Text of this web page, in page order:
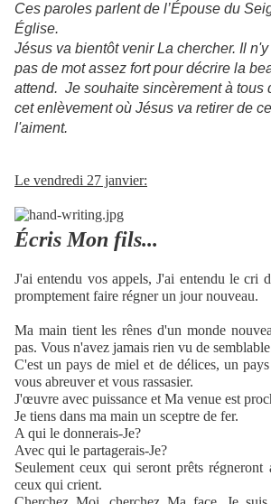
Ces paroles parlent de l’Épouse du
Église.
Jésus va bientôt venir La chercher. Il
pas de mot assez fort pour décrire la
attend. Je souhaite sincèrement à tous
cet enlèvement où Jésus va retirer de
l'aiment.
Le vendredi 27 janvier:
Écris Mon fils...
J'ai entendu vos appels, J'ai entendu le cri
promptement faire régner un jour nouveau.
Ma main tient les rênes d'un monde
pas. Vous n'avez jamais rien vu de
C'est un pays de miel et de délices, un
vous abreuver et vous rassasier.
J'œuvre avec puissance et Ma venue est
Je tiens dans ma main un sceptre de fer.
A qui le donnerais-Je?
Avec qui le partagerais-Je?
Seulement ceux qui seront prêts régneront
ceux qui crient.